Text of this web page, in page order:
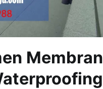
Membran